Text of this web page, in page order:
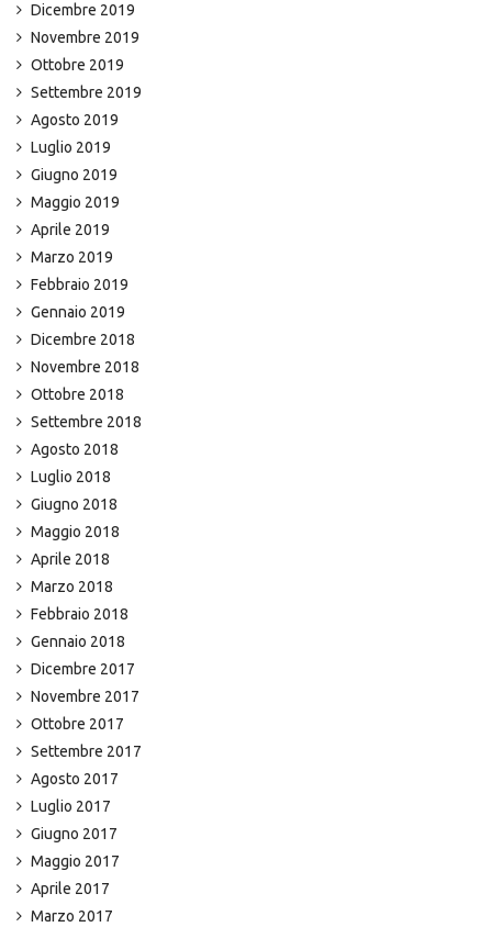
Dicembre 2019
Novembre 2019
Ottobre 2019
Settembre 2019
Agosto 2019
Luglio 2019
Giugno 2019
Maggio 2019
Aprile 2019
Marzo 2019
Febbraio 2019
Gennaio 2019
Dicembre 2018
Novembre 2018
Ottobre 2018
Settembre 2018
Agosto 2018
Luglio 2018
Giugno 2018
Maggio 2018
Aprile 2018
Marzo 2018
Febbraio 2018
Gennaio 2018
Dicembre 2017
Novembre 2017
Ottobre 2017
Settembre 2017
Agosto 2017
Luglio 2017
Giugno 2017
Maggio 2017
Aprile 2017
Marzo 2017